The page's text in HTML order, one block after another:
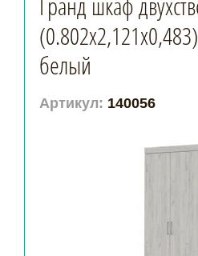
белый
Артикул: 140056